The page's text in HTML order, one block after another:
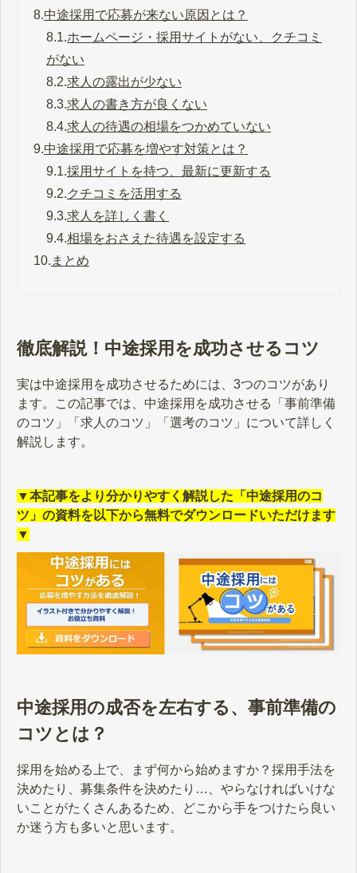
8.中途採用で応募が来ない原因とは？
8.1.ホームページ・採用サイトがない、クチコミ
がない
8.2.求人の露出が少ない
8.3.求人の書き方が良くない
8.4.求人の待遇の相場をつかめていない
9.中途採用で応募を増やす対策とは？
9.1.採用サイトを持つ、最新に更新する
9.2.クチコミを活用する
9.3.求人を詳しく書く
9.4.相場をおさえた待遇を設定する
10. まとめ
徹底解説！中途採用を成功させるコツ
実は中途採用を成功させるためには、3つのコツがあり
ます。この記事では、中途採用を成功させる「事前準備
のコツ」「求人のコツ」「選考のコツ」について詳しく
解説します。
▼本記事をより分かりやすく解説した「中途採用のコ
ツ」の資料を以下から無料でダウンロードいただけます
▼
中途採用の成否を左右する、事前準備の
コツとは？
採用を始める上で、まず何から始めますか？採用手法を
決めたり、募集条件を決めたり…、やらなければいけな
いことがたくさんあるため、どこから手をつけたら良い
か迷う方も多いと思います。